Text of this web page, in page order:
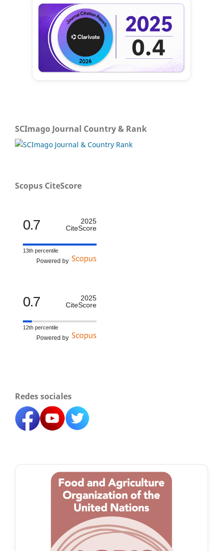
SCImago Journal Country & Rank
Scopus CiteScore
0.7
2025
CiteScore
13th percentile
Powered by
0.7
2025
CiteScore
12th percentile
Powered by
Redes sociales